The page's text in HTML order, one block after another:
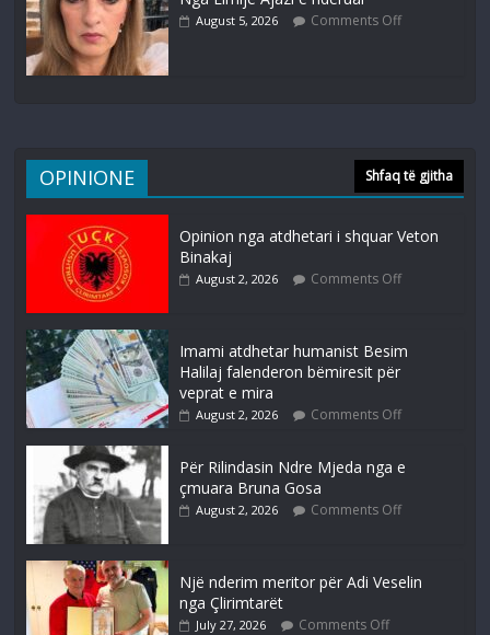
August 5, 2026 Comments Off
OPINIONE Shfaq të gjitha
Opinion nga atdhetari i shquar Veton
Binakaj
August 2, 2026 Comments Off
Imami atdhetar humanist Besim
Halilaj falenderon bëmiresit për
veprat e mira
August 2, 2026 Comments Off
Për Rilindasin Ndre Mjeda nga e
çmuara Bruna Gosa
August 2, 2026 Comments Off
Një nderim meritor për Adi Veselin
nga Çlirimtarët
July 27, 2026 Comments Off